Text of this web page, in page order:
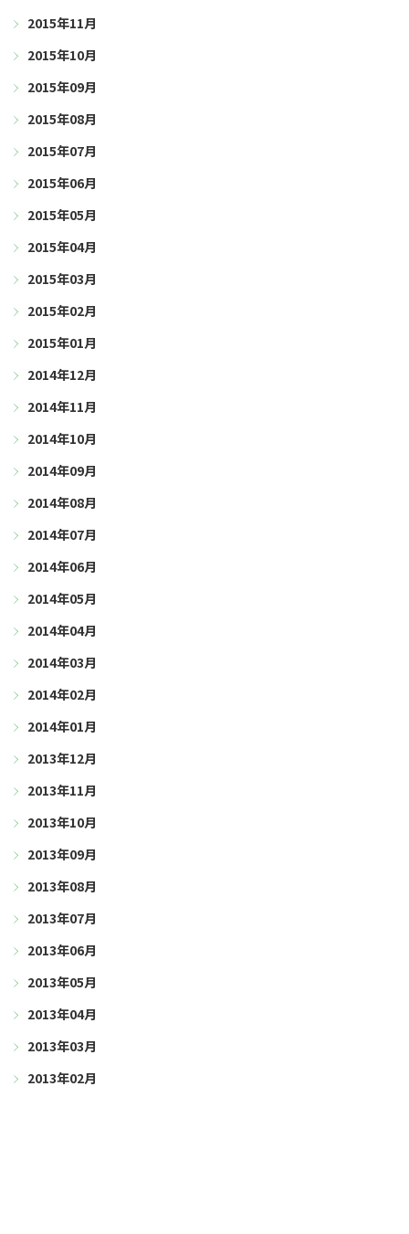
2015年11月
2015年10月
2015年09月
2015年08月
2015年07月
2015年06月
2015年05月
2015年04月
2015年03月
2015年02月
2015年01月
2014年12月
2014年11月
2014年10月
2014年09月
2014年08月
2014年07月
2014年06月
2014年05月
2014年04月
2014年03月
2014年02月
2014年01月
2013年12月
2013年11月
2013年10月
2013年09月
2013年08月
2013年07月
2013年06月
2013年05月
2013年04月
2013年03月
2013年02月